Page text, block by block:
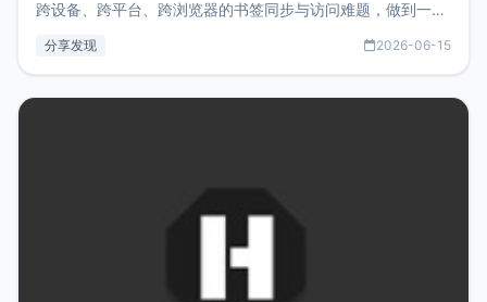
跨设备、跨平台、跨浏览器的书签同步与访问难题，做到一处
用，让管理更高效。ZMark官网地址：
分享发现 2026-06-15